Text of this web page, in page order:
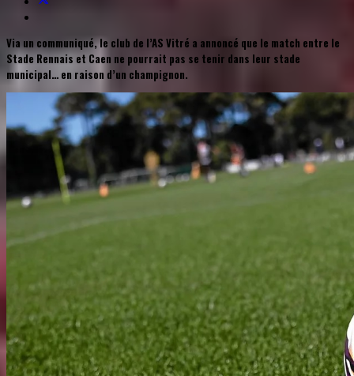
Via un communiqué, le club de l’AS Vitré a annoncé que le match entre le
Stade Rennais et Caen ne pourrait pas se tenir dans leur stade
municipal… en raison d’un champignon.